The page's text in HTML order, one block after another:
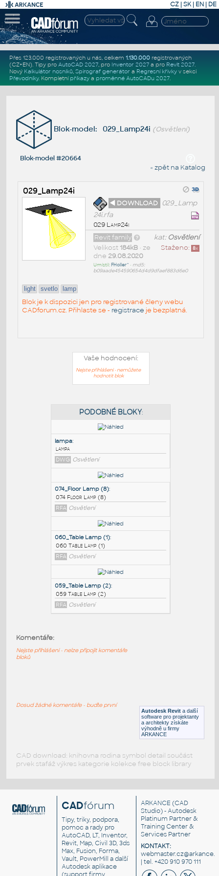
CZ | SK| EN | DE
Přes 123.000 registrovaných u nás, celkem 1.130.000registrovaných
(CZ+EN). Tipy pro AutoCAD 2027, pro Inventor 2027a pro Revit 2027.
Nový Kalkulátor nosníků, Spirograf generátor a Regresní křivkyv sekci
Převodníky. Kompletní příkazya proměnné AutoCADu 2027.
Blok-model: 029_Lamp24i (Osvětlení)
Blok-model #20664
« zpět na Katalog
029_Lamp24i
◄ DOWNLOAD 029_Lamp
24i.rfa
029 Lamp24i
kat: Osvětlení
Revit family
Staženo: 8x
Velikost 184kB• ze
dne 29.08.2020
Umístil: FHoller^ • md5:
b09aade454590654d4d9dfaef883d6e0
light svetlo lamp
Blok je k dispozici jen pro registrované členy webu
CADforum.cz. Přihlaste se - registrace je bezplatná.
Vaše hodnocení:
Nejste přihlášeni - nemůžete
hodnotit blok
PODOBNÉ BLOKY
lampa:
DWG Osvětlení
074_Floor Lamp (8)
074 Floor Lamp (8)
RFA Osvětlení
RFA Osvětlení
Autodesk Revit a další
software pro projektanty
a architekty získáte
výhodně u firmy
ARKANCE
Komentáře:
Nejste přihlášeni - nelze připojit komentáře
bloků
Dosud žádné komentáře - buďte první
CAD download: knihovna rodina symbol detail součást
prvek stafáž výkres kategorie kolekce free block library
CADfórum
Tipy, triky, podpora,
pomoc a rady pro
AutoCAD, LT, Inventor,
Revit, Map, Civil 3D, 3ds
Max, Fusion, Forma,
Vault, PowerMill a další
Autodesk aplikace
ARKANCE (CAD
Studio) - Autodesk
Platinum Partner &
Training Center &
Services Partner
KONTAKT:
| tel. +420 910 970 111